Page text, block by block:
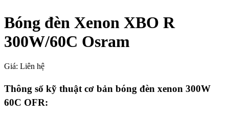
Bóng đèn Xenon XBO R
300W/60C Osram
Giá: Liên hệ
Thông số kỹ thuật cơ bản bóng đèn xenon 300W
60C OFR: